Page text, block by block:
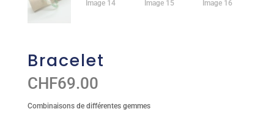
Bracelet
CHF69.00
Combinaisons de différentes gemmes